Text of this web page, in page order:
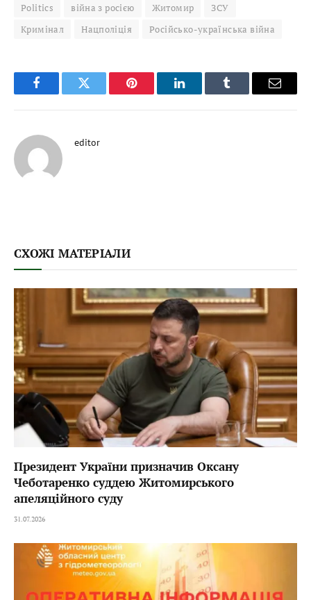
Politics війна з росією Житомир
ЗСУ
Кримінал
Нацполіція Російсько-українська війна
FacebookTwitter Pinterest LinkedInTumblr Email
editor
СХОЖІ МАТЕРІАЛИ
Президент України призначив Оксану
Чеботаренко суддею Житомирського
апеляційного суду
31.07.2026